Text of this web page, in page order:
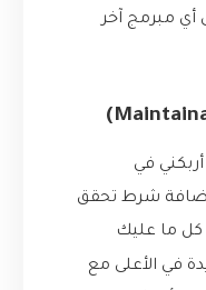
أي مبرمج آخر
في
إضافة شرط تحقق
كل ما عليك
في الأعلى مع